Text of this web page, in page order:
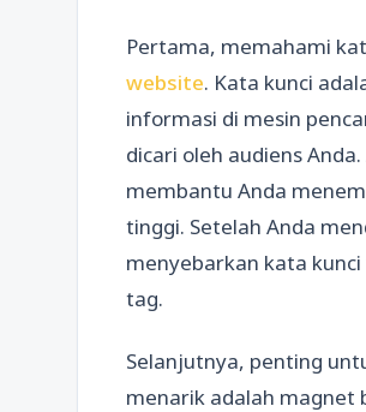
Pertama, memahami
website. Kata kunci
informasi di mesin
dicari oleh audiens
membantu Anda
tinggi. Setelah Anda
menyebarkan kata
tag.
Selanjutnya, penting
menarik adalah magnet